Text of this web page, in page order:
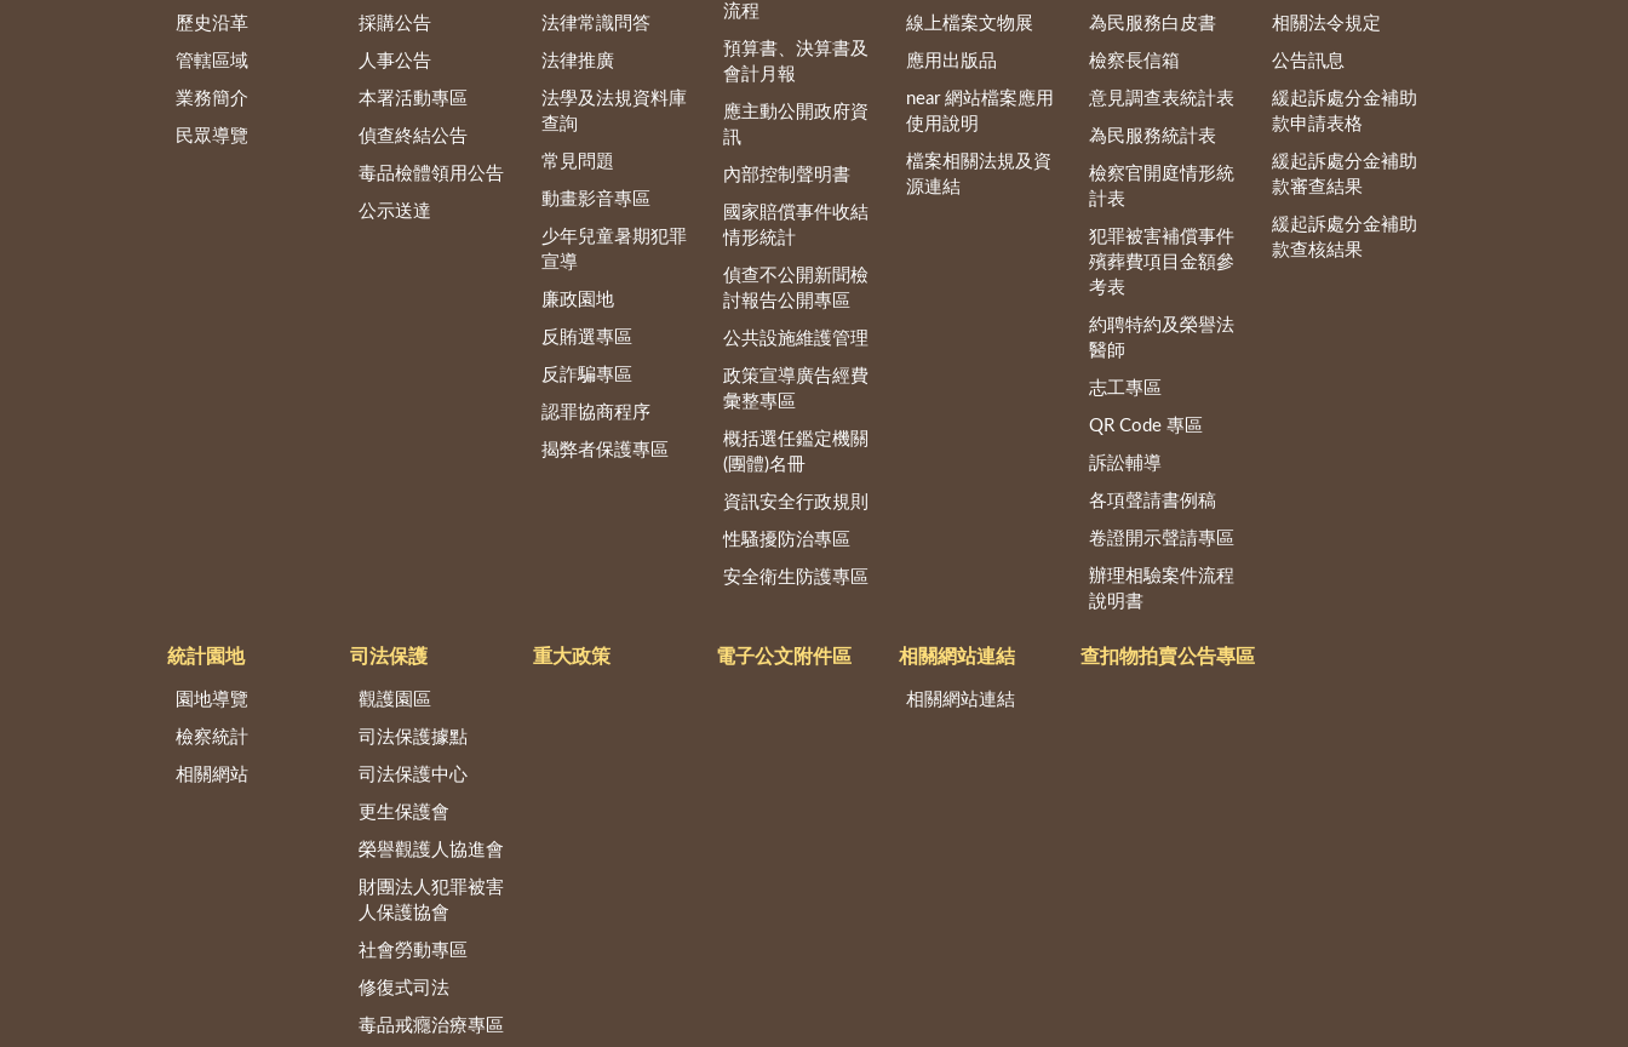
歷史沿革
管轄區域
業務簡介
民眾導覽
採購公告
人事公告
本署活動專區
偵查終結公告
毒品檢體領用公告
公示送達
法律常識問答
法律推廣
法學及法規資料庫
查詢
常見問題
動畫影音專區
少年兒童暑期犯罪
宣導
廉政園地
反賄選專區
反詐騙專區
認罪協商程序
揭弊者保護專區
流程
預算書、決算書及
會計月報
應主動公開政府資
訊
內部控制聲明書
國家賠償事件收結
情形統計
偵查不公開新聞檢
討報告公開專區
公共設施維護管理
政策宣導廣告經費
彙整專區
概括選任鑑定機關
(團體)名冊
資訊安全行政規則
性騷擾防治專區
安全衛生防護專區
線上檔案文物展
應用出版品
near 網站檔案應用
使用說明
檔案相關法規及資
源連結
為民服務白皮書
檢察長信箱
意見調查表統計表
為民服務統計表
檢察官開庭情形統
計表
犯罪被害補償事件
殯葬費項目金額參
考表
約聘特約及榮譽法
醫師
志工專區
QR Code 專區
訴訟輔導
各項聲請書例稿
卷證開示聲請專區
辦理相驗案件流程
說明書
相關法令規定
公告訊息
緩起訴處分金補助
款申請表格
緩起訴處分金補助
款審查結果
緩起訴處分金補助
款查核結果
統計園地
園地導覽
檢察統計
相關網站
司法保護
觀護園區
司法保護據點
司法保護中心
更生保護會
榮譽觀護人協進會
財團法人犯罪被害
人保護協會
社會勞動專區
修復式司法
毒品戒癮治療專區
重大政策 電子公文附件區 相關網站連結
相關網站連結
查扣物拍賣公告專區